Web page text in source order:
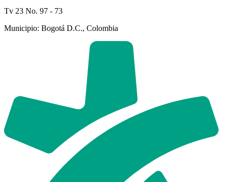
Tv 23 No. 97 - 73
Municipio: Bogotá D.C., Colombia